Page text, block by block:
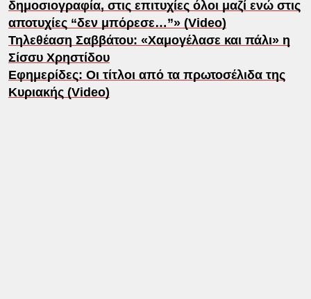
δημοσιογραφία, στις επιτυχίες όλοι μαζί ενώ στις
αποτυχίες “δεν μπόρεσε…”» (Video)
Τηλεθέαση Σαββάτου: «Χαμογέλασε και πάλι» η
Σίσσυ Χρηστίδου
Εφημερίδες: Οι τίτλοι από τα πρωτοσέλιδα της
Κυριακής (Video)